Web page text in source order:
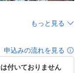
もっと見る
申込みの流れを見る
付いておりません